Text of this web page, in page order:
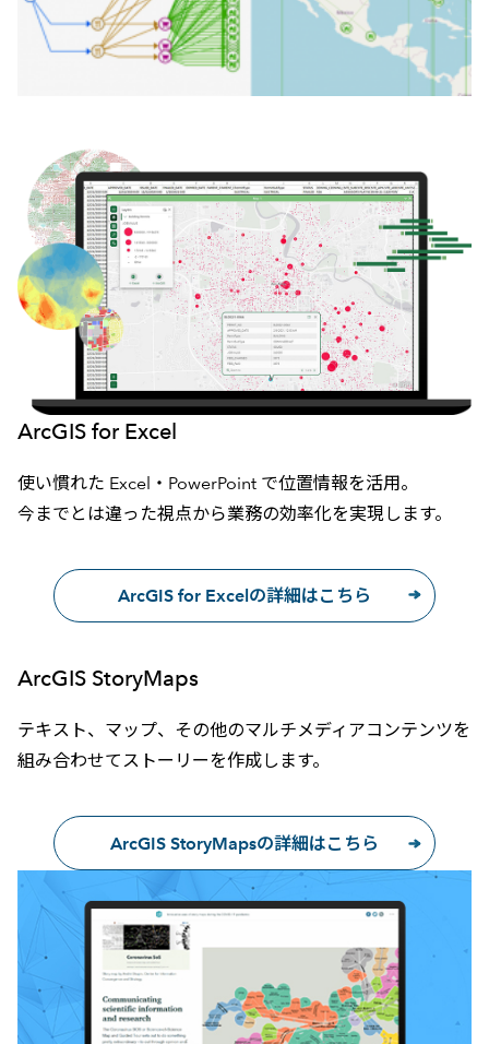
ArcGIS for Excel
使い慣れた Excel・PowerPoint で位置情報を活用。
今までとは違った視点から業務の効率化を実現します。
ArcGIS for Excelの詳細はこちら
ArcGIS StoryMaps
テキスト、マップ、その他のマルチメディアコンテンツを
組み合わせてストーリーを作成します。
ArcGIS StoryMapsの詳細はこちら